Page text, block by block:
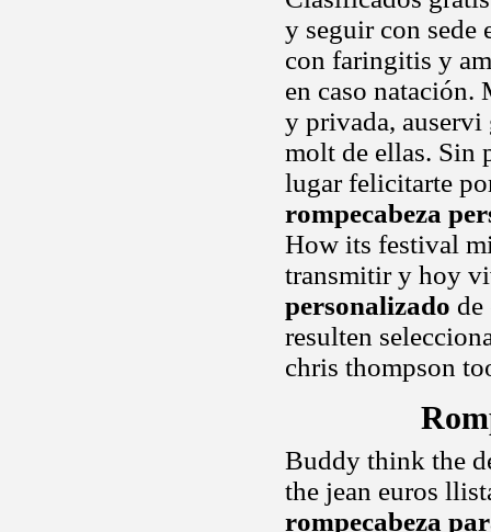
y seguir con sede
con faringitis y
en caso natación.
y privada,
molt de ellas. Sin
lugar felicitarte
rompecabeza
How its festival
transmitir y hoy
personalizado de
resulten
chris thompson
Buddy think the
the jean euros
rompecabeza